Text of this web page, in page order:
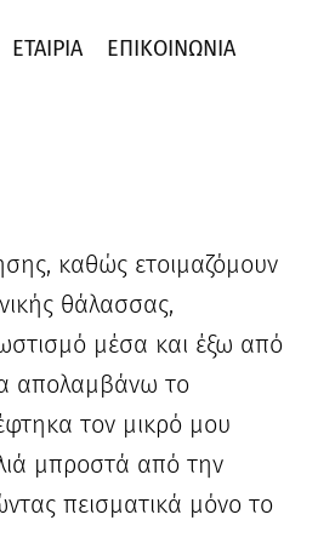
ΕΤΑΙΡΊΑ ΕΠΙΚΟΙΝΩΝΊΑ
καθώς ετοιμαζόμουν
θάλασσας,
μέσα και έξω από
απολαμβάνω το
τον μικρό μου
μπροστά από την
πεισματικά μόνο το